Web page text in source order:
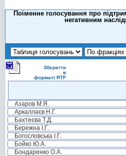
Поіменне голосування про
негативним
Зберегти
в
форматі RTF
Азаров М.Я.
Аркаллаєв Н.Г.
Бахтеєва Т.Д.
Бережна І.Г.
Богословська І.Г.
Бойко Ю.А.
Бондаренко О.А.